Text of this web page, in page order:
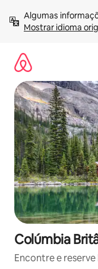
para
Mostrar idioma
Colúmbia
Encontre e